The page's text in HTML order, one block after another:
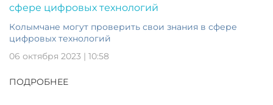
Колымчане могут проверить свои знания в сфере
цифровых технологий
06 октября 2023 | 10:58
ПОДРОБНЕЕ